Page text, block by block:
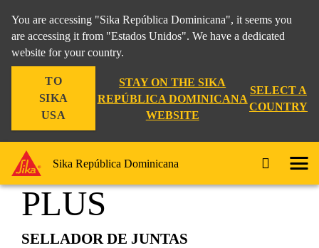
You are accessing "Sika República Dominicana", it seems you
are accessing it from "Estados Unidos". We have a dedicated
website for your country.
TO
SIKA
USA
STAY ON THE SIKA
REPÚBLICA DOMINICANA
WEBSITE
SELECT A
COUNTRY
Sika República Dominicana
Sikaflex®-1A
PLUS
SELLADOR DE JUNTAS